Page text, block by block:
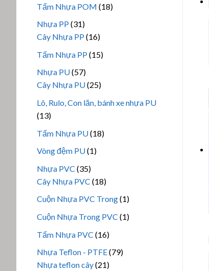
phẩm
Tấm Nhựa POM 1818
Nhựa PP 3131
sản
Cây Nhựa PP 1616
phẩm
Tấm Nhựa PP 1515
Nhựa PU 5757
sản
Cây Nhựa PU 2525
Lô, Rulo, Con lăn, bánh xe nhựa PU
1313
phẩm
Tấm Nhựa PU 1818
Vòng đệm PU 11
Nhựa PVC 3535
sản
Cây Nhựa PVC 1818
phẩm
Cuộn Nhựa PVC Trong 11
phẩm
Cuộn Nhựa Trong PVC 11
Tấm Nhựa PVC 1616
phẩm
Nhựa Teflon - PTFE 7979
Nhựa teflon cây 2121